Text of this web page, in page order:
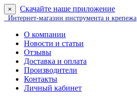
× Скачайте наше приложение
Интернет-магазин инструмента и крепежа
О компании
Новости и статьи
Отзывы
Доставка и оплата
Производители
Контакты
Личный кабинет